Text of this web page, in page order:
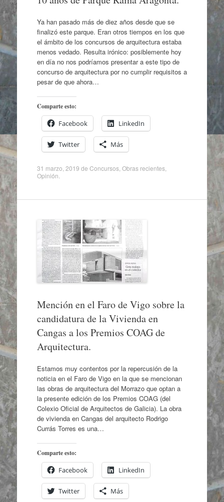
Ya han pasado más de diez años desde que se
finalizó este parque. Eran otros tiempos en los que
el ámbito de los concursos de arquitectura estaba
menos vedado. Resulta irónico: posiblemente hoy
en día no nos podríamos presentar a este tipo de
concurso de arquitectura por no cumplir requisitos a
pesar de que ahora…
Comparte esto:
Facebook LinkedIn
Twitter Más
31 marzo, 2019 de Concursos, Obras recientes,
Opinión
Mención en el Faro de Vigo sobre la
candidatura de la Vivienda en
Cangas a los Premios COAG de
Arquitectura.
Estamos muy contentos por la repercusión de la
noticia en el Faro de Vigo en la que se mencionan
las obras de arquitectura del Morrazo que optan a
la presente edición de los Premios COAG (del
Colexio Oficial de Arquitectos de Galicia). La obra
de vivienda en Cangas del arquitecto Rodrigo
Currás Torres es una…
Comparte esto:
Facebook LinkedIn
Twitter Más